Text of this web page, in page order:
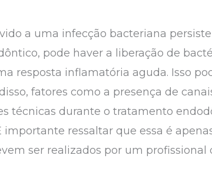
a uma infecção bacteriana
pode haver a liberação de
resposta inflamatória aguda. Isso
fatores como a presença de
técnicas durante o tratamento
ressaltar que essa é
ser realizados por um profissional